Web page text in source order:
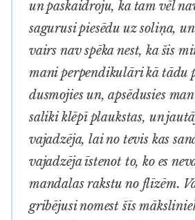
un paskaidroju, ka tam vēl
sagurusi piesēdu uz soliņa,
vairs nav spēka nest, ka šis
mani perpendikulāri kā tādu
dusmojies un, apsēdusies
saliki klēpī plaukstas, un
vajadzēja, lai no tevis kas
vajadzēja īstenot to, ko es
mandalas rakstu no flīzēm.
gribējusi nomest šīs